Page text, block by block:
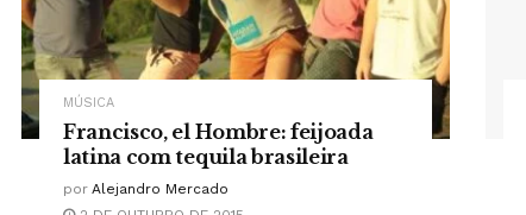
MÚSICA
Francisco, el Hombre: feijoada
latina com tequila brasileira
por Alejandro Mercado